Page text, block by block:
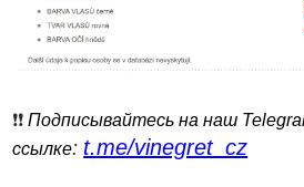
❗️❗️Подписывайтесь на наш
ссылке: t.me/vinegret_cz